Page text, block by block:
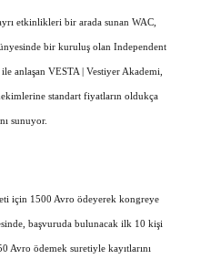
etkinlikleri bir arada sunan WAC,
bir kuruluş olan Independent
anlaşan VESTA | Vestiyer Akademi,
standart fiyatların oldukça
sunuyor.
için 1500 Avro ödeyerek kongreye
başvuruda bulunacak ilk 10 kişi
Avro ödemek suretiyle kayıtlarını